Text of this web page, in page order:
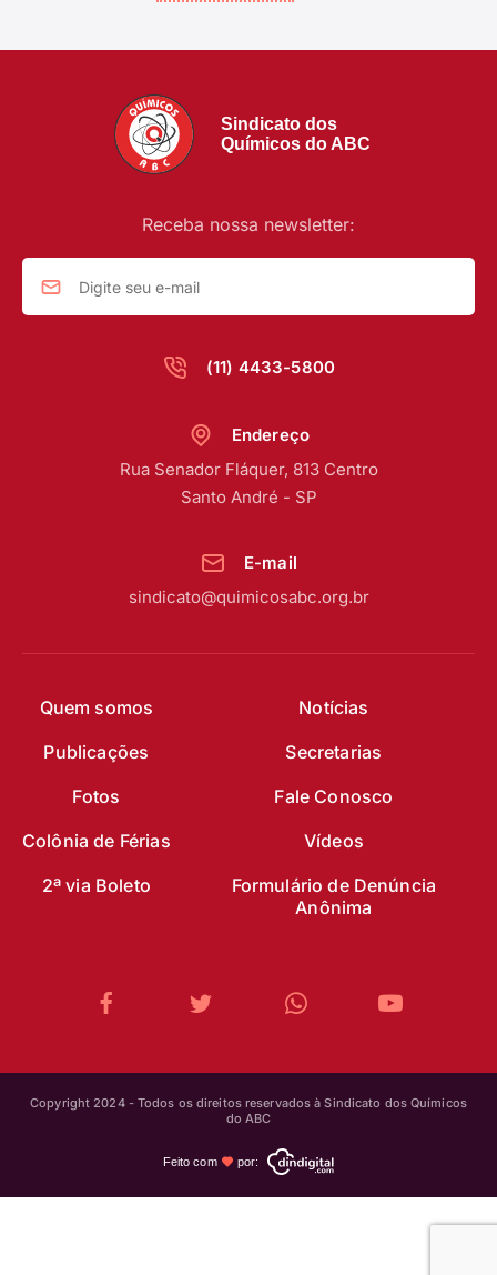
Sindicato dos
Químicos do ABC
(11) 4433-5800
Receba nossa newsletter:
Quem somos
Notícias
Publicações
Secretarias
Fotos
Fale Conosco
Colônia de Férias
Vídeos
2ª via Boleto
Formulário de Denúncia
Anônima
Endereço
Rua Senador Fláquer, 813 Centro
Santo André - SP
E-mail
sindicato@quimicosabc.org.br
Copyright 2024 - Todos os direitos reservados à Sindicato dos Químicos
do ABC
Feito com por: